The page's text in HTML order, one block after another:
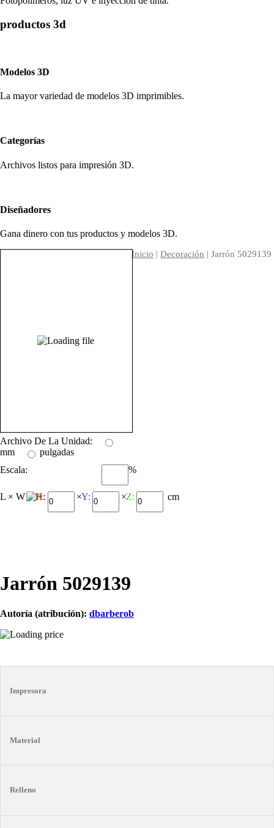
productos 3d
Modelos 3D
La mayor variedad de modelos 3D imprimibles.
Categorías
Archivos listos para impresión 3D.
Diseñadores
Gana dinero con tus productos y modelos 3D.
Archivo De La Unidad:
mm
pulgadas
Escala:
%
L × W × H:
X: ×Y: ×Z: cm
Inicio |Decoración | Jarrón 5029139
Jarrón 5029139
Autoría (atribución): dbarberob
Impresora
Material
Relleno